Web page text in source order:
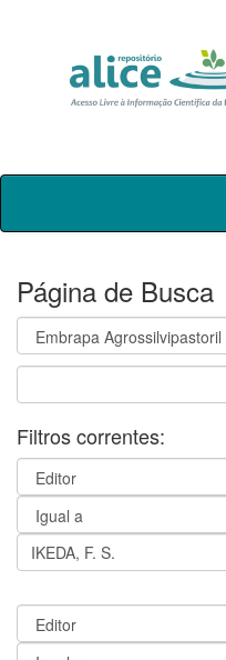
Skip
Página de Busca
Filtros correntes: